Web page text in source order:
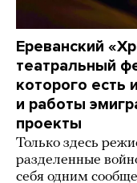
Ереванский
театральный
которого есть
и работы
проекты
Только здесь
разделенные
себя одним